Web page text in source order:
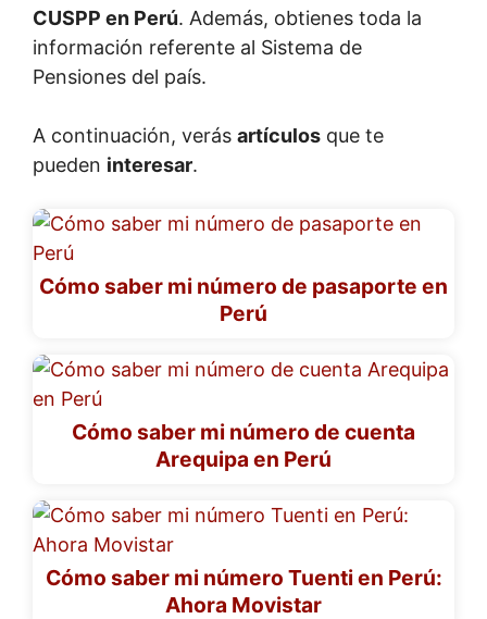
CUSPP en Perú. Además, obtienes toda la
información referente al Sistema de
Pensiones del país.
A continuación, verás artículos que te
pueden interesar.
Cómo saber mi número de pasaporte en
Perú
Cómo saber mi número de cuenta
Arequipa en Perú
Cómo saber mi número Tuenti en Perú:
Ahora Movistar